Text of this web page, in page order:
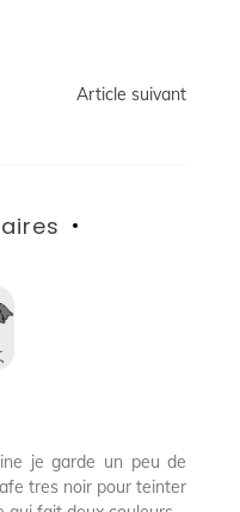
Article suivant
je garde un peu de
tres noir pour teinter